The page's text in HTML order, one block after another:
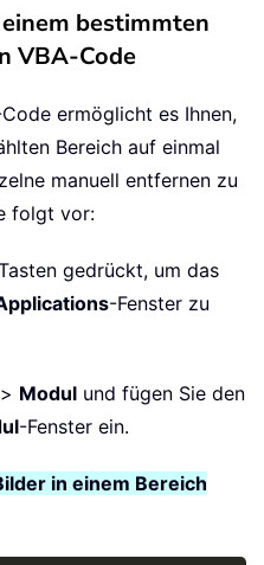
bestimmten
VBA-Code
ermöglicht es Ihnen,
Bereich auf einmal
manuell entfernen zu
folgt vor:
gedrückt, um das
-Fenster zu
> Modul und fügen Sie den
-Fenster ein.
in einem Bereich